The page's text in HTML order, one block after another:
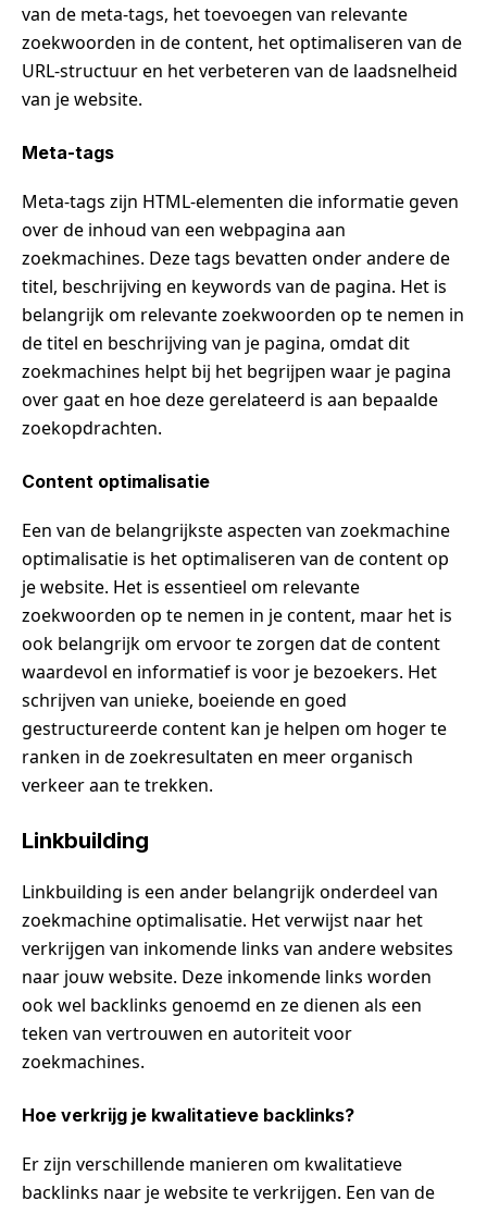
van de meta-tags, het toevoegen van relevante
zoekwoorden in de content, het optimaliseren van de
URL-structuur en het verbeteren van de laadsnelheid
van je website.
Meta-tags
Meta-tags zijn HTML-elementen die informatie geven
over de inhoud van een webpagina aan
zoekmachines. Deze tags bevatten onder andere de
titel, beschrijving en keywords van de pagina. Het is
belangrijk om relevante zoekwoorden op te nemen in
de titel en beschrijving van je pagina, omdat dit
zoekmachines helpt bij het begrijpen waar je pagina
over gaat en hoe deze gerelateerd is aan bepaalde
zoekopdrachten.
Content optimalisatie
Een van de belangrijkste aspecten van zoekmachine
optimalisatie is het optimaliseren van de content op
je website. Het is essentieel om relevante
zoekwoorden op te nemen in je content, maar het is
ook belangrijk om ervoor te zorgen dat de content
waardevol en informatief is voor je bezoekers. Het
schrijven van unieke, boeiende en goed
gestructureerde content kan je helpen om hoger te
ranken in de zoekresultaten en meer organisch
verkeer aan te trekken.
Linkbuilding
Linkbuilding is een ander belangrijk onderdeel van
zoekmachine optimalisatie. Het verwijst naar het
verkrijgen van inkomende links van andere websites
naar jouw website. Deze inkomende links worden
ook wel backlinks genoemd en ze dienen als een
teken van vertrouwen en autoriteit voor
zoekmachines.
Hoe verkrijg je kwalitatieve backlinks?
Er zijn verschillende manieren om kwalitatieve
backlinks naar je website te verkrijgen. Een van de